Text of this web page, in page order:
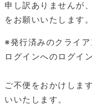
申し訳ありませんが
をお願いいたします。
※発行済みのクライ
ログインへのログイ
ご不便をおかけしま
いいたします。